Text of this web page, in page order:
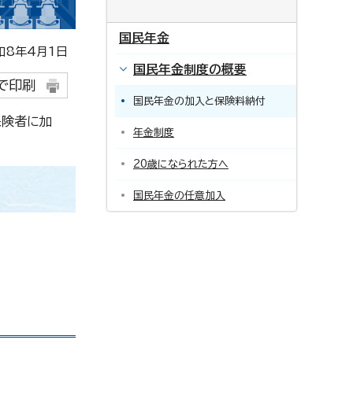
年4月1日
印刷
者に加
国民年金
国民年金制度の概要
国民年金の加入と保険料納付
年金制度
20歳になられた方へ
国民年金の任意加入